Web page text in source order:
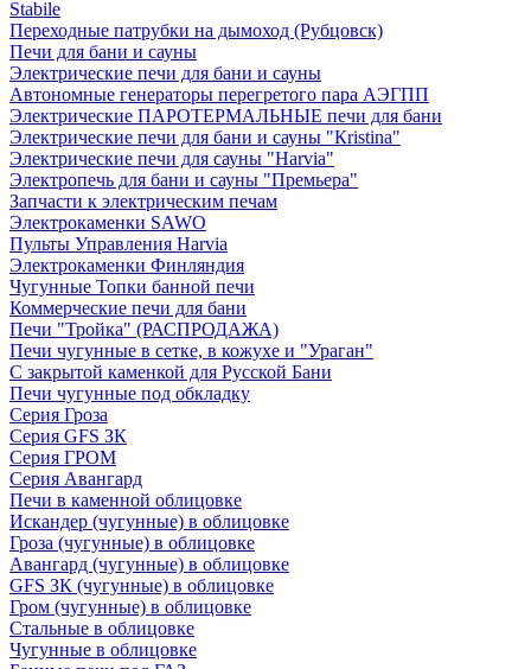
Stabile
Переходные патрубки на дымоход (Рубцовск)
Печи для бани и сауны
Электрические печи для бани и сауны
Автономные генераторы перегретого пара АЭГПП
Электрические ПАРОТЕРМАЛЬНЫЕ печи для бани
Электрические печи для бани и сауны "Кristina"
Электрические печи для сауны "Harvia"
Электропечь для бани и сауны "Премьера"
Запчасти к электрическим печам
Электрокаменки SAWO
Пульты Управления Harvia
Электрокаменки Финляндия
Чугунные Топки банной печи
Коммерческие печи для бани
Печи "Тройка" (РАСПРОДАЖА)
Печи чугунные в сетке, в кожухе и "Ураган"
С закрытой каменкой для Русской Бани
Печи чугунные под обкладку
Серия Гроза
Серия GFS ЗК
Серия ГРОМ
Серия Авангард
Печи в каменной облицовке
Искандер (чугунные) в облицовке
Гроза (чугунные) в облицовке
Авангард (чугунные) в облицовке
GFS ЗК (чугунные) в облицовке
Гром (чугунные) в облицовке
Стальные в облицовке
Чугунные в облицовке